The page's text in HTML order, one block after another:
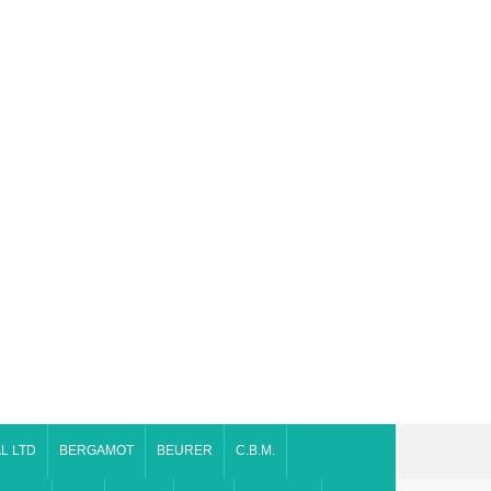
LTD BERGAMOT BEURER C.B.M.